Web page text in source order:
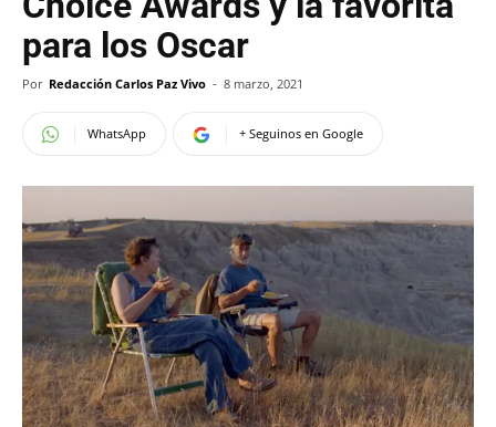
para los Oscar
Por Redacción Carlos Paz Vivo - 8 marzo, 2021
WhatsApp + Seguinos en Google